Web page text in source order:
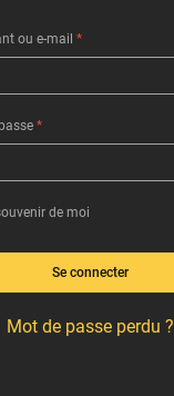
ou e-mail *
*
de moi
Se connecter
Mot de passe perdu ?